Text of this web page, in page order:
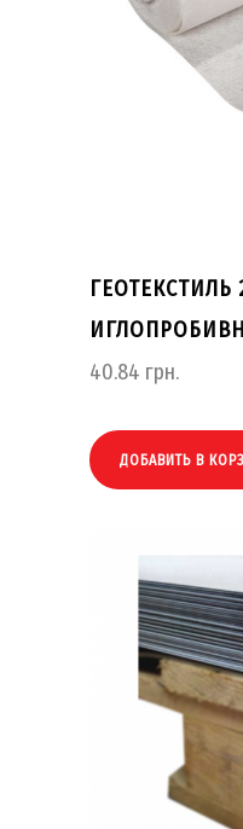
ГЕОТЕКСТИЛЬ
40.84 грн.
ДОБАВИТЬ В